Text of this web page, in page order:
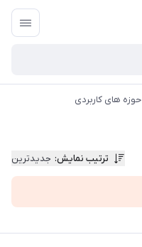
حوزه های کاربردی
ترتیب نمایش: جدیدترین